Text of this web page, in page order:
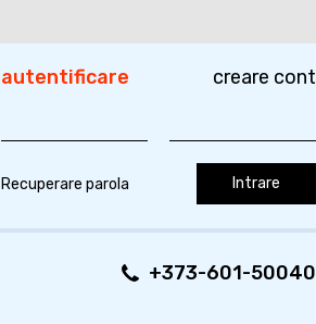
+373-601-50040
autentificare creare cont
Recuperare parola